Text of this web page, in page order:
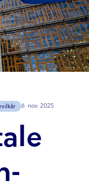
6. nov. 2025